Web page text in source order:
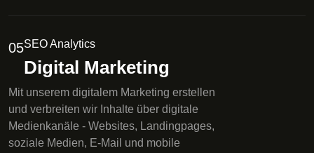
05SEO Analytics
Digital Marketing
Mit unserem digitalem Marketing erstellen
und verbreiten wir Inhalte über digitale
Medienkanäle - Websites, Landingpages,
soziale Medien, E-Mail und mobile